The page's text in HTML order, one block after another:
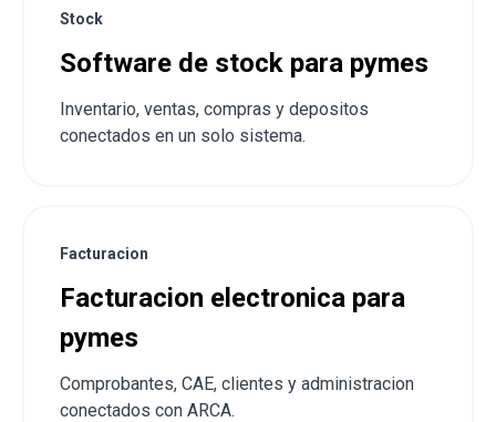
Stock
Software de stock para pymes
Inventario, ventas, compras y depositos
conectados en un solo sistema.
Facturacion
Facturacion electronica para
pymes
Comprobantes, CAE, clientes y administracion
conectados con ARCA.